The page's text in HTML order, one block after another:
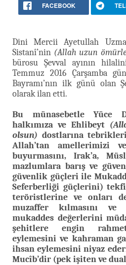
FACEBOOK
Dini Mercii Ayetullah
Sistanî’nin (Allah uzun
bürosu Şevval ayının
Temmuz 2016 Çarşamba
Bayramı’nın ilk günü olan
olarak ilan etti.
Bu münasebetle Yüce
halkımıza ve Ehlibeyt
olsun) dostlarına
Allah’tan amellerimizi
buyurmasını, Irak’a,
mazlumlara barış ve
güvenlik güçleri ile
Seferberliği güçlerini)
teröristlerine ve onları
muzaffer kılmasını ve
mukaddes değerlerini
şehitlere engin
eylemesini ve kahraman
ihsan eylemesini niyaz
Mucîb’dir (pek işiten ve